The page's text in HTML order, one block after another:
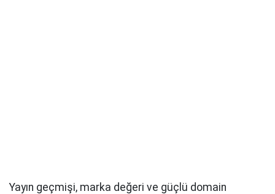
Yayın geçmişi, marka değeri ve güçlü domain